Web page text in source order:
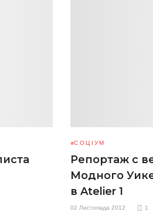
СОЦІУМ
Репортаж с
Модного
в Atelier 1
02 Листопада 2012 1